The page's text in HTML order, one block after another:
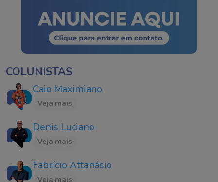
COLUNISTAS
Caio Maximiano
Veja mais
Denis Luciano
Veja mais
Fabrício Attanásio
Veja mais